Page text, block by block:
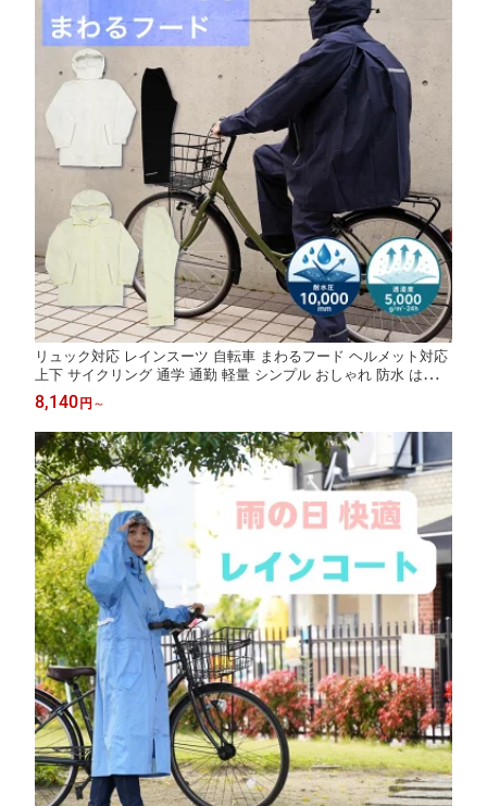
リュック対応 レインスーツ 自転車 まわるフード ヘルメット対応
上下 サイクリング 通学 通勤 軽量 シンプル おしゃれ 防水 はっ水
撥水 訪問介護 ヘルパー 中学生 高校生 学校指定 スクール 制服 リ
ュック 3WAY かばん 回転フード
8,140 円 ～